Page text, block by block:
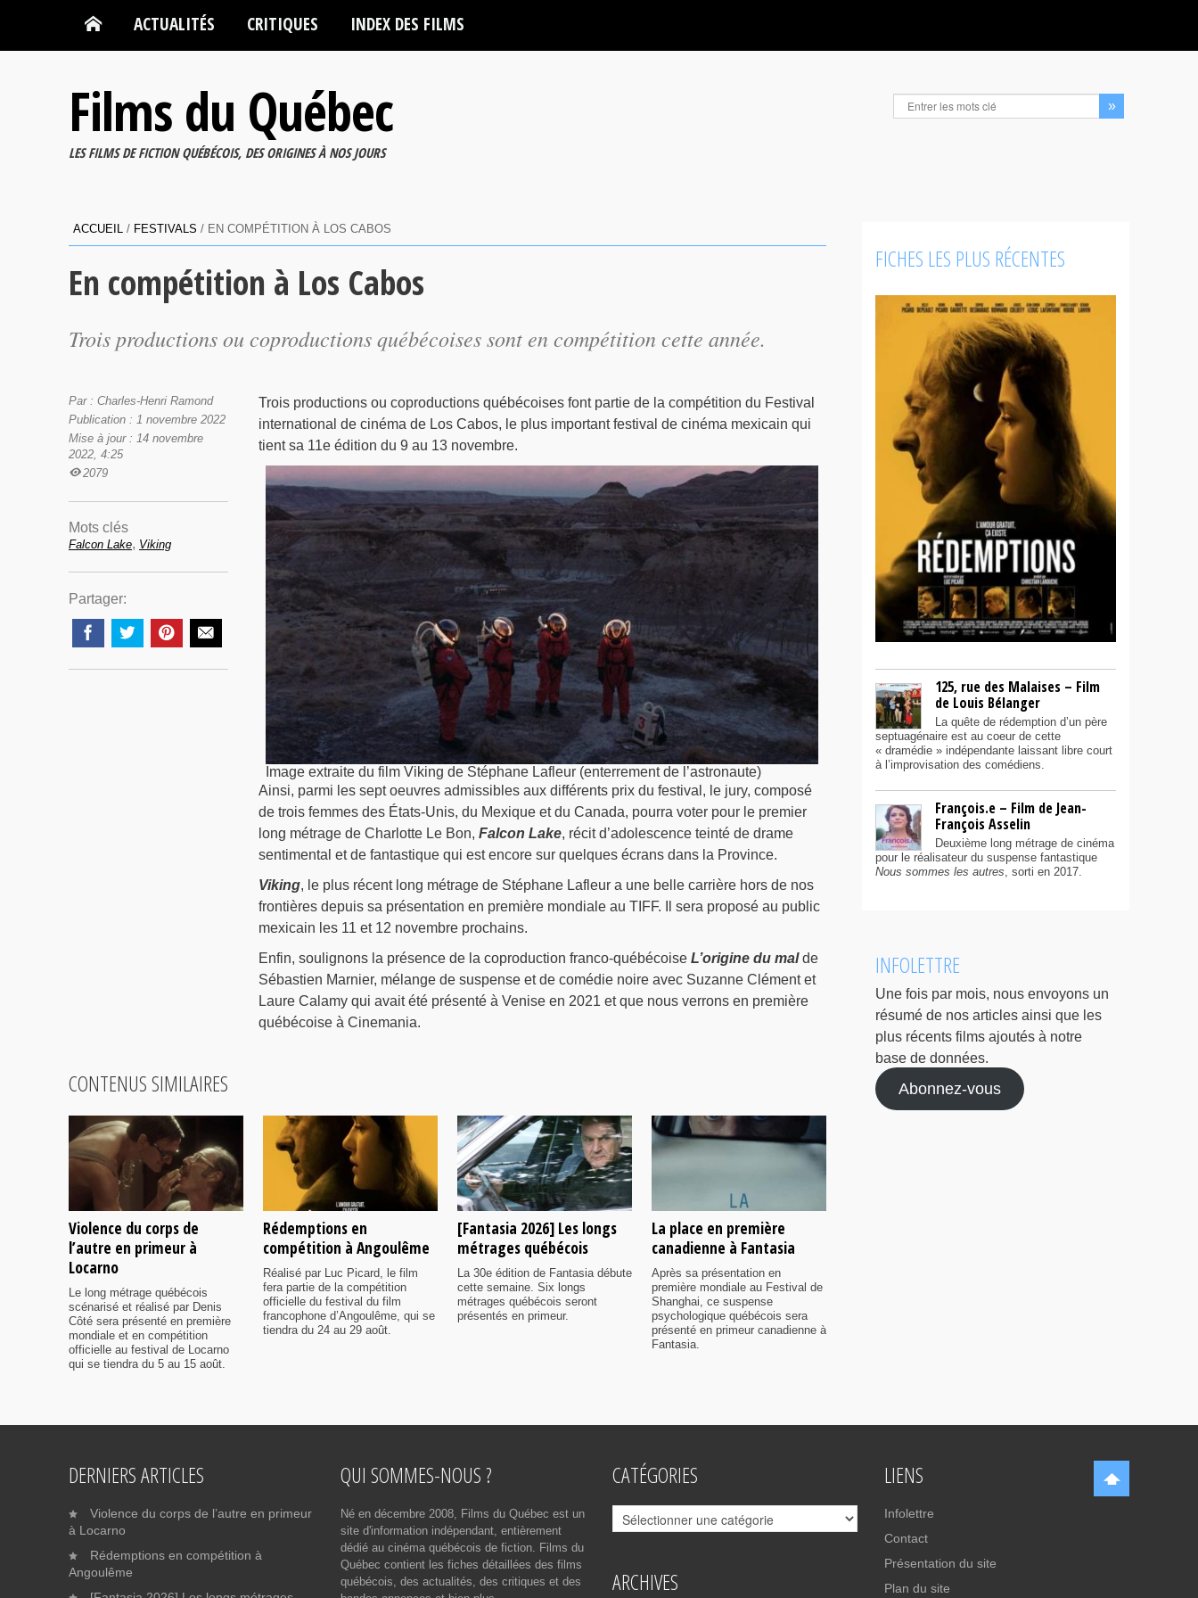
ACTUALITÉS CRITIQUES INDEX DES FILMS
Films du Québec
LES FILMS DE FICTION QUÉBÉCOIS, DES ORIGINES À NOS JOURS
ACCUEIL / FESTIVALS / EN COMPÉTITION À LOS CABOS
En compétition à Los Cabos
Trois productions ou coproductions québécoises sont en compétition cette année.
Trois productions ou coproductions québécoises font partie de la compétition du Festival
international de cinéma de Los Cabos, le plus important festival de cinéma mexicain qui
tient sa 11e édition du 9 au 13 novembre.
Image extraite du film Viking de Stéphane Lafleur (enterrement de l’astronaute)
Ainsi, parmi les sept oeuvres admissibles aux différents prix du festival, le jury, composé
de trois femmes des États-Unis, du Mexique et du Canada, pourra voter pour le premier
long métrage de Charlotte Le Bon, Falcon Lake, récit d’adolescence teinté de drame
sentimental et de fantastique qui est encore sur quelques écrans dans la Province.
Viking, le plus récent long métrage de Stéphane Lafleur a une belle carrière hors de nos
frontières depuis sa présentation en première mondiale au TIFF. Il sera proposé au public
mexicain les 11 et 12 novembre prochains.
Enfin, soulignons la présence de la coproduction franco-québécoise L’origine du malde
Sébastien Marnier, mélange de suspense et de comédie noire avec Suzanne Clément et
Laure Calamy qui avait été présenté à Venise en 2021 et que nous verrons en première
québécoise à Cinemania.
Par : Charles-Henri Ramond
Publication : 1 novembre 2022
Mise à jour : 14 novembre
2022, 4:25
2079
Mots clés
Falcon Lake, Viking
Partager:
CONTENUS SIMILAIRES
Violence du corps de
l’autre en primeur à
Locarno
Le long métrage québécois
scénarisé et réalisé par Denis
Côté sera présenté en première
mondiale et en compétition
officielle au festival de Locarno
qui se tiendra du 5 au 15 août.
Rédemptions en
compétition à Angoulême
Réalisé par Luc Picard, le film
fera partie de la compétition
officielle du festival du film
francophone d’Angoulême, qui se
tiendra du 24 au 29 août.
[Fantasia 2026] Les longs
métrages québécois
La 30e édition de Fantasia débute
cette semaine. Six longs
métrages québécois seront
présentés en primeur.
La place en première
canadienne à Fantasia
Après sa présentation en
première mondiale au Festival de
Shanghai, ce suspense
psychologique québécois sera
présenté en primeur canadienne à
Fantasia.
FICHES LES PLUS RÉCENTES
125, rue des Malaises – Film
de Louis Bélanger
La quête de rédemption d’un père
septuagénaire est au coeur de cette
« dramédie » indépendante laissant libre court
à l’improvisation des comédiens.
François.e – Film de Jean-
François Asselin
Deuxième long métrage de cinéma
pour le réalisateur du suspense fantastique
Nous sommes les autres, sorti en 2017.
INFOLETTRE
Une fois par mois, nous envoyons un
résumé de nos articles ainsi que les
plus récents films ajoutés à notre
base de données.
Abonnez-vous
DERNIERS ARTICLES
Violence du corps de l’autre en primeur
à Locarno
Rédemptions en compétition à
Angoulême
QUI SOMMES-NOUS ?
Né en décembre 2008, Films du Québec est un
site d'information indépendant, entièrement
dédié au cinéma québécois de fiction. Films du
Québec contient les fiches détaillées des films
québécois, des actualités, des critiques et des
CATÉGORIES
Catégories
ARCHIVES
LIENS
Infolettre
Contact
Présentation du site
Plan du site